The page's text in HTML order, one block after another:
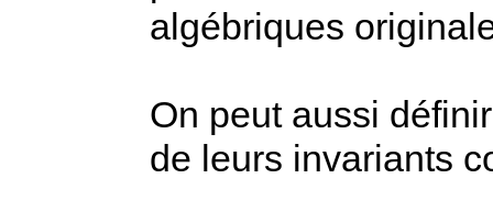
algébriques
On peut aussi
de leurs invariants